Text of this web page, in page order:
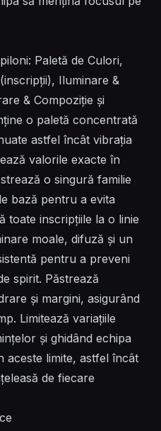
Paletă de Culori,
Iluminare &
& Compoziție și
o paletă concentrată
astfel încât vibrația
valorile exacte în
o singură familie
bază pentru a evita
toate inscripțiile la o linie
moale, difuză și un
pentru a preveni
spirit. Păstrează
și margini, asigurând
Limitează variațiile
și ghidând echipa
limite, astfel încât
de fiecare